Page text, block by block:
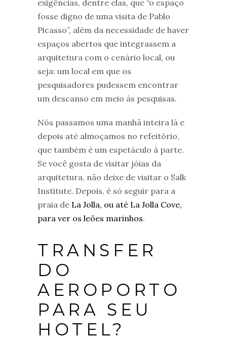
exigências, dentre elas, que “o espaço
fosse digno de uma visita de Pablo
Picasso”, além da necessidade de haver
espaços abertos que integrassem a
arquitetura com o cenário local, ou
seja: um local em que os
pesquisadores pudessem encontrar
um descanso em meio às pesquisas.
Nós passamos uma manhã inteira lá e
depois até almoçamos no refeitório,
que também é um espetáculo à parte.
Se você gosta de visitar jóias da
arquitetura, não deixe de visitar o Salk
Institute. Depois, é só seguir para a
praia de La Jolla, ou até La Jolla Cove,
para ver os leões marinhos.
TRANSFER
DO
AEROPORTO
PARA SEU
HOTEL?